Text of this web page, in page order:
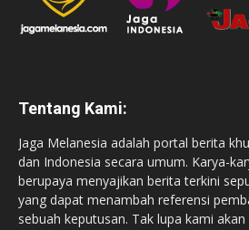
Tentang Kami:
Jaga Melanesia adalah portal berita
dan Indonesia secara umum. Karya-
berupaya menyajikan berita terkini
yang dapat menambah referensi
sebuah keputusan. Tak lupa kami